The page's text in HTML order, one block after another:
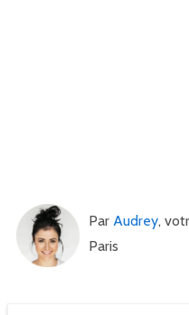
Par Audrey,
Paris